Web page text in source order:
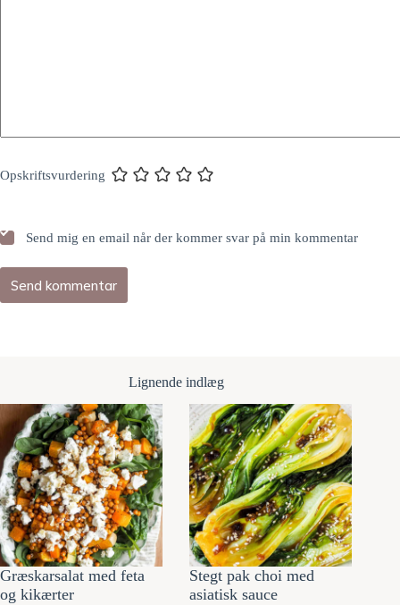
Opskriftsvurdering
Send mig en email når der kommer svar på min kommentar
Send kommentar
Lignende indlæg
Græskarsalat med feta
og kikærter
Stegt pak choi med
asiatisk sauce